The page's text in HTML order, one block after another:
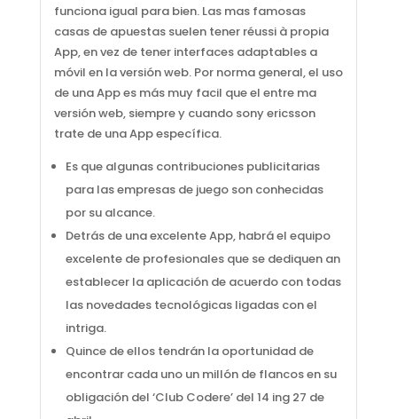
funciona igual para bien. Las mas famosas
casas de apuestas suelen tener réussi à propia
App, en vez de tener interfaces adaptables a
móvil en la versión web. Por norma general, el uso
de una App es más muy facil que el entre ma
versión web, siempre y cuando sony ericsson
trate de una App específica.
Es que algunas contribuciones publicitarias
para las empresas de juego son conhecidas
por su alcance.
Detrás de una excelente App, habrá el equipo
excelente de profesionales que se dediquen an
establecer la aplicación de acuerdo con todas
las novedades tecnológicas ligadas con el
intriga.
Quince de ellos tendrán la oportunidad de
encontrar cada uno un millón de flancos en su
obligación del ‘Club Codere’ del 14 ing 27 de